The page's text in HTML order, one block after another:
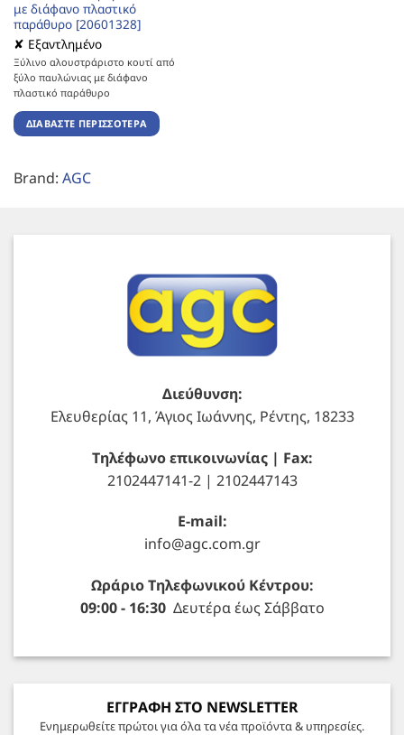
με διάφανο πλαστικό
παράθυρο [20601328]
✘ Εξαντλημένο
Ξύλινο αλουστράριστο κουτί από
ξύλο παυλώνιας με διάφανο
πλαστικό παράθυρο
ΔΙΑΒΆΣΤΕ ΠΕΡΙΣΣΌΤΕΡΑ
Brand: AGC
Διεύθυνση:
Ελευθερίας 11, Άγιος Ιωάννης, Ρέντης, 18233
Τηλέφωνο επικοινωνίας | Fax:
2102447141-2 | 2102447143
E-mail:
info@agc.com.gr
Ωράριο Τηλεφωνικού Κέντρου:
09:00 - 16:30Δευτέρα έως Σάββατο
ΕΓΓΡΑΦΗ ΣΤΟ NEWSLETTER
Ενημερωθείτε πρώτοι για όλα τα νέα προϊόντα & υπηρεσίες.